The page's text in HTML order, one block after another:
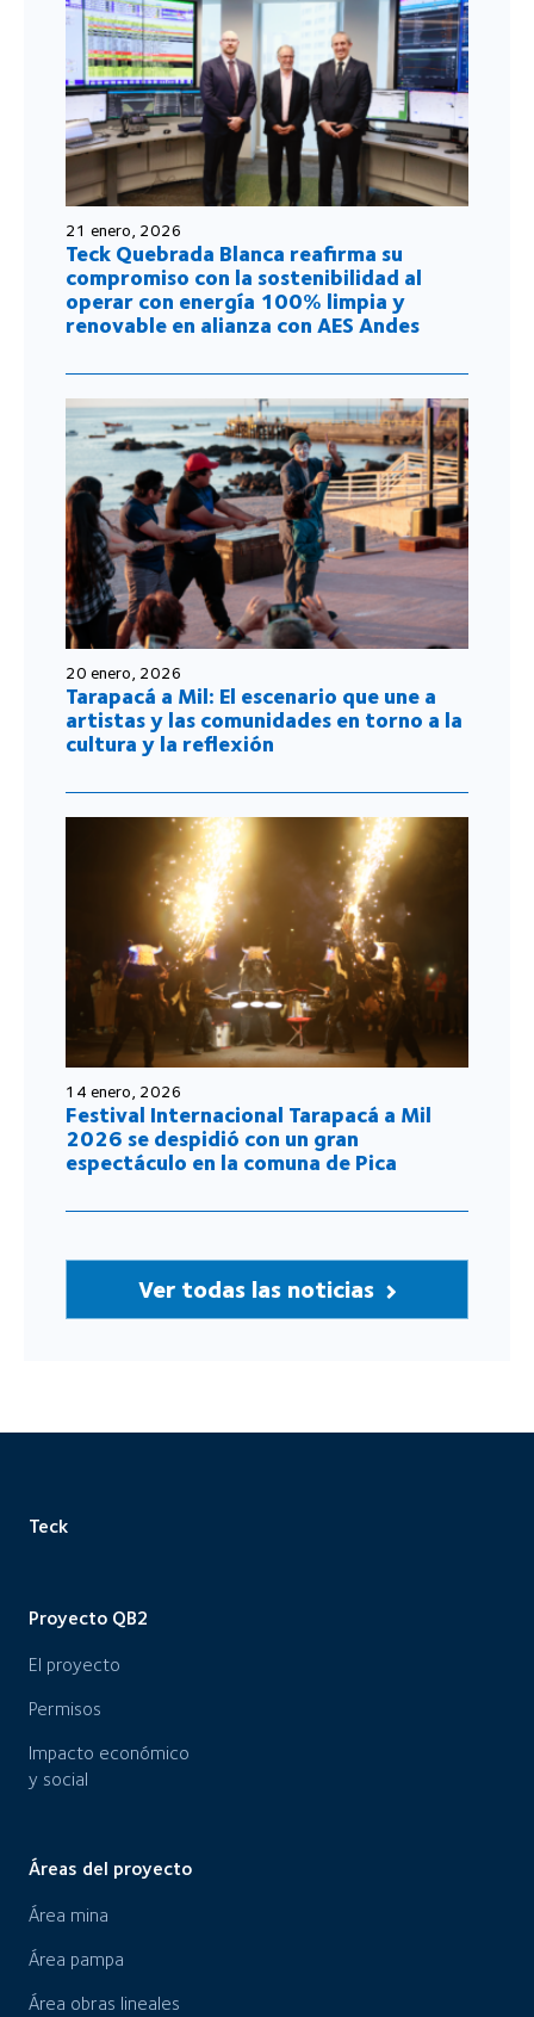
21 enero, 2026
Teck Quebrada Blanca reafirma su
compromiso con la sostenibilidad al
operar con energía 100% limpia y
renovable en alianza con AES Andes
20 enero, 2026
Tarapacá a Mil: El escenario que une a
artistas y las comunidades en torno a la
cultura y la reflexión
14 enero, 2026
Festival Internacional Tarapacá a Mil
2026 se despidió con un gran
espectáculo en la comuna de Pica
Ver todas las noticias
Teck
Proyecto QB2
El proyecto
Permisos
Impacto económico
y social
Áreas del proyecto
Área mina
Área pampa
Área obras lineales